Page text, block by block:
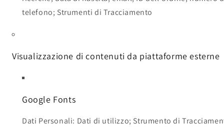
telefono; Strumenti di Tracciamento
Visualizzazione di contenuti da piattaforme esterne
Google Fonts
Dati Personali: Dati di utilizzo; Strumento di